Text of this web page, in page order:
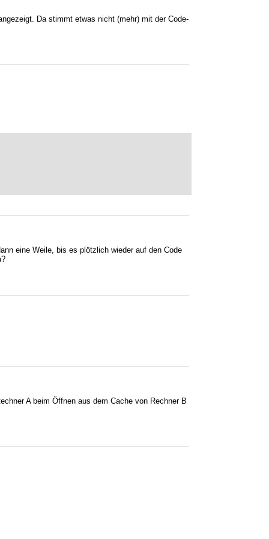
Da stimmt etwas nicht (mehr) mit der Code-
eine Weile, bis es plötzlich wieder auf den Code
A beim Öffnen aus dem Cache von Rechner B